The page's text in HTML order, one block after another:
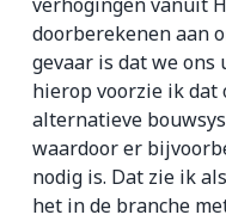
doorberekenen aan
gevaar is dat we
hierop voorzie ik dat
alternatieve
waardoor er
nodig is. Dat zie ik
het in de branche